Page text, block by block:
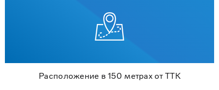
Расположение в 150 метрах от ТТК